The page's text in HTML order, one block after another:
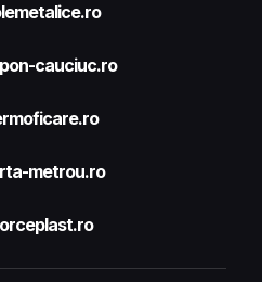
cauciuc.ro
metrou.ro